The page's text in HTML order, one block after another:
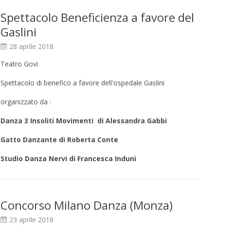
Spettacolo Beneficienza a favore del
Gaslini
28 aprile 2018
Teatro Govi
Spettacolo di benefico a favore dell'ospedale Gaslini
organizzato da :
Danza 3 Insoliti Movimenti di Alessandra Gabbi
Gatto Danzante di Roberta Conte
Studio Danza Nervi di Francesca Induni
Concorso Milano Danza (Monza)
23 aprile 2018